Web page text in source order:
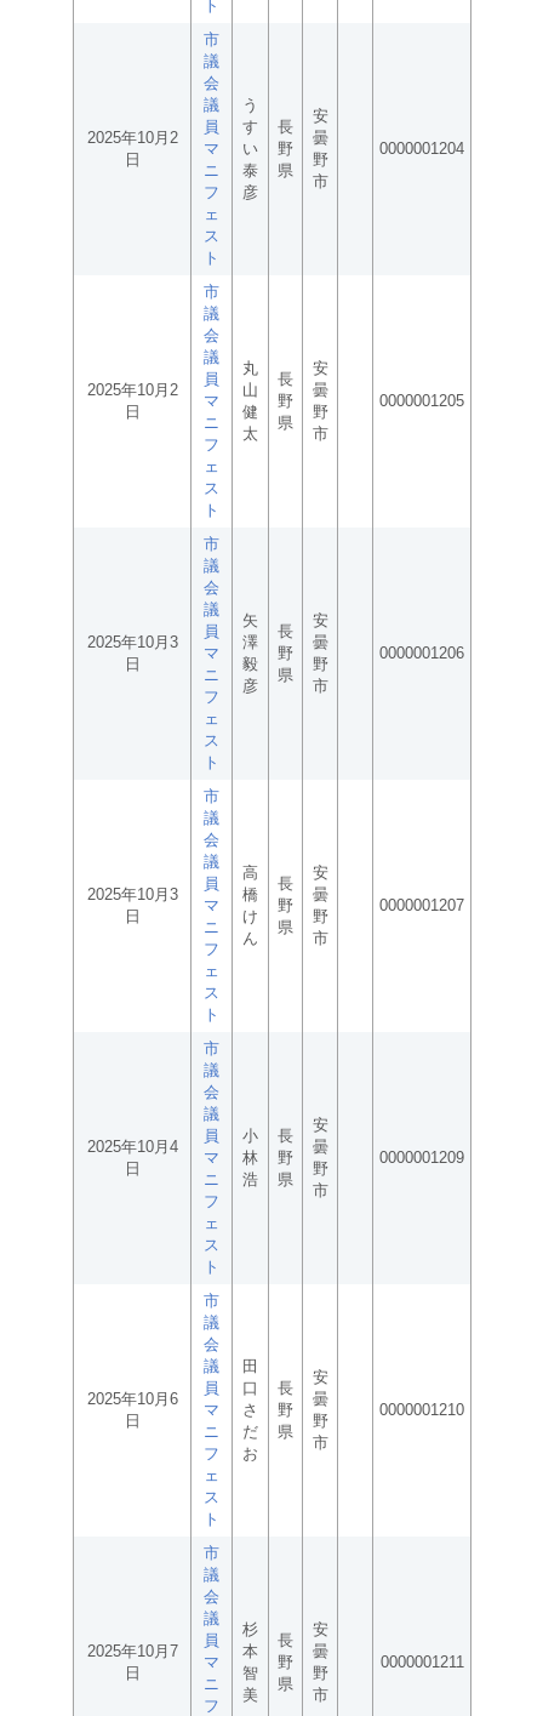
ト
2025年10月2
日
市
議
会
議
員
マ
ニ
フ
ェ
ス
ト
う
す
い
泰
彦
長
野
県
安
曇
野
市
0000001204
2025年10月2
日
市
議
会
議
員
マ
ニ
フ
ェ
ス
ト
丸
山
健
太
長
野
県
安
曇
野
市
0000001205
2025年10月3
日
市
議
会
議
員
マ
ニ
フ
ェ
ス
ト
矢
澤
毅
彦
長
野
県
安
曇
野
市
0000001206
2025年10月3
日
市
議
会
議
員
マ
ニ
フ
ェ
ス
ト
高
橋
け
ん
長
野
県
安
曇
野
市
0000001207
2025年10月4
日
市
議
会
議
員
マ
ニ
フ
ェ
ス
ト
小
林
浩
長
野
県
安
曇
野
市
0000001209
2025年10月6
日
市
議
会
議
員
マ
ニ
フ
ェ
ス
ト
田
口
さ
だ
お
長
野
県
安
曇
野
市
0000001210
2025年10月7
日
市
議
会
議
員
マ
ニ
フ
杉
本
智
美
長
野
県
安
曇
野
市
0000001211